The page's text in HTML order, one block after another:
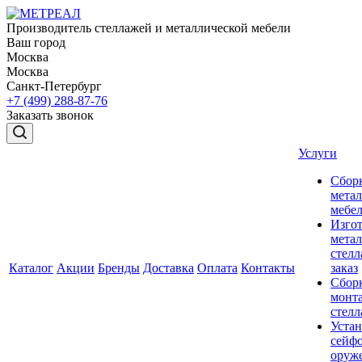
Производитель стеллажей и металлической мебели
Ваш город
Москва
Москва
Санкт-Петербург
+7 (499) 288-87-76
Заказать звонок
Каталог Акции Бренды Доставка Оплата Контакты
Услуги
заказ